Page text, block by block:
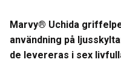
Marvy® Uchida
användning på
de levereras i sex